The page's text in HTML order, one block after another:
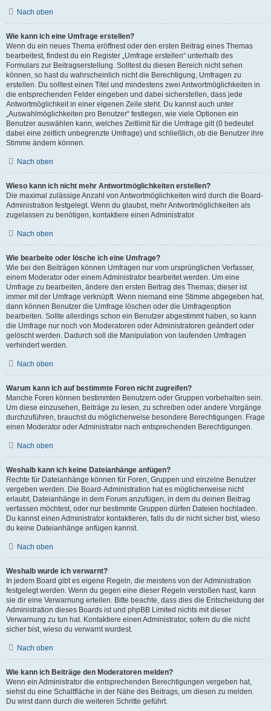
Nach oben
Wie kann ich eine Umfrage erstellen?
Wenn du ein neues Thema eröffnest oder den ersten Beitrag eines Themas
bearbeitest, findest du ein Register „Umfrage erstellen“ unterhalb des
Formulars zur Beitragserstellung. Solltest du diesen Bereich nicht sehen
können, so hast du wahrscheinlich nicht die Berechtigung, Umfragen zu
erstellen. Du solltest einen Titel und mindestens zwei Antwortmöglichkeiten in
die entsprechenden Felder eingeben und dabei sicherstellen, dass jede
Antwortmöglichkeit in einer eigenen Zeile steht. Du kannst auch unter
„Auswahlmöglichkeiten pro Benutzer“ festlegen, wie viele Optionen ein
Benutzer auswählen kann, welches Zeitlimit für die Umfrage gilt (0 bedeutet
dabei eine zeitlich unbegrenzte Umfrage) und schließlich, ob die Benutzer ihre
Stimme ändern können.
Nach oben
Wieso kann ich nicht mehr Antwortmöglichkeiten erstellen?
Die maximal zulässige Anzahl von Antwortmöglichkeiten wird durch die Board-
Administration festgelegt. Wenn du glaubst, mehr Antwortmöglichkeiten als
zugelassen zu benötigen, kontaktiere einen Administrator.
Nach oben
Wie bearbeite oder lösche ich eine Umfrage?
Wie bei den Beiträgen können Umfragen nur vom ursprünglichen Verfasser,
einem Moderator oder einem Administrator bearbeitet werden. Um eine
Umfrage zu bearbeiten, ändere den ersten Beitrag des Themas; dieser ist
immer mit der Umfrage verknüpft. Wenn niemand eine Stimme abgegeben hat,
dann können Benutzer die Umfrage löschen oder die Umfrageoption
bearbeiten. Sollte allerdings schon ein Benutzer abgestimmt haben, so kann
die Umfrage nur noch von Moderatoren oder Administratoren geändert oder
gelöscht werden. Dadurch soll die Manipulation von laufenden Umfragen
verhindert werden.
Nach oben
Warum kann ich auf bestimmte Foren nicht zugreifen?
Manche Foren können bestimmten Benutzern oder Gruppen vorbehalten sein.
Um diese einzusehen, Beiträge zu lesen, zu schreiben oder andere Vorgänge
durchzuführen, brauchst du möglicherweise besondere Berechtigungen. Frage
einen Moderator oder Administrator nach entsprechenden Berechtigungen.
Nach oben
Weshalb kann ich keine Dateianhänge anfügen?
Rechte für Dateianhänge können für Foren, Gruppen und einzelne Benutzer
vergeben werden. Die Board-Administration hat es möglicherweise nicht
erlaubt, Dateianhänge in dem Forum anzufügen, in dem du deinen Beitrag
verfassen möchtest, oder nur bestimmte Gruppen dürfen Dateien hochladen.
Du kannst einen Administrator kontaktieren, falls du dir nicht sicher bist, wieso
du keine Dateianhänge anfügen kannst.
Nach oben
Weshalb wurde ich verwarnt?
In jedem Board gibt es eigene Regeln, die meistens von der Administration
festgelegt werden. Wenn du gegen eine dieser Regeln verstoßen hast, kann
sie dir eine Verwarnung erteilen. Bitte beachte, dass dies die Entscheidung der
Administration dieses Boards ist und phpBB Limited nichts mit dieser
Verwarnung zu tun hat. Kontaktiere einen Administrator, sofern du die nicht
sicher bist, wieso du verwarnt wurdest.
Nach oben
Wie kann ich Beiträge den Moderatoren melden?
Wenn ein Administrator die entsprechenden Berechtigungen vergeben hat,
siehst du eine Schaltfläche in der Nähe des Beitrags, um diesen zu melden.
Du wirst dann durch die weiteren Schritte geführt.